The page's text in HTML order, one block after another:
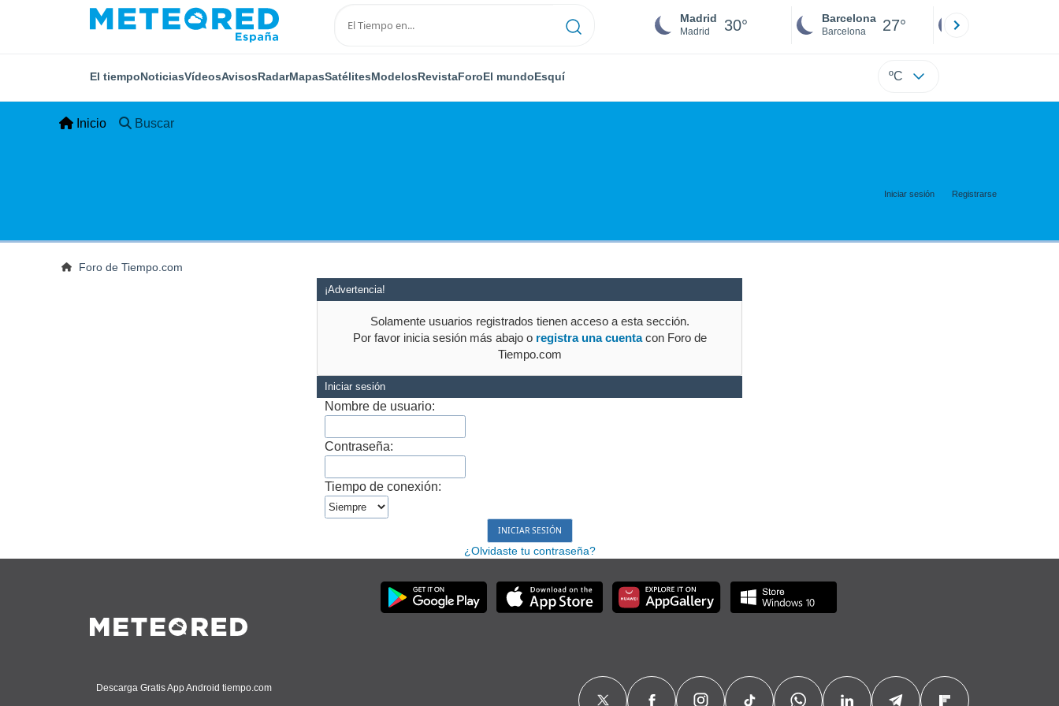
Madrid
Madrid 30° Barcelona
Barcelona 27°
El tiempoNoticiasVídeosAvisosRadarMapasSatélitesModelosRevistaForoEl mundoEsquí ºC
Inicio Buscar
Iniciar sesión Registrarse
Foro de Tiempo.com
¡Advertencia!
Solamente usuarios registrados tienen acceso a esta sección.
Por favor inicia sesión más abajo o registra una cuentacon Foro de
Tiempo.com
Iniciar sesión
Nombre de usuario:
Contraseña:
Tiempo de conexión:
¿Olvidaste tu contraseña?
Descarga Gratis App Android tiempo.com